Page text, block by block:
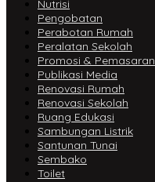
Nutrisi
Pengobatan
Perabotan Rumah
Peralatan Sekolah
Promosi & Pemasaran
Publikasi Media
Renovasi Rumah
Renovasi Sekolah
Ruang Edukasi
Sambungan Listrik
Santunan Tunai
Sembako
Toilet